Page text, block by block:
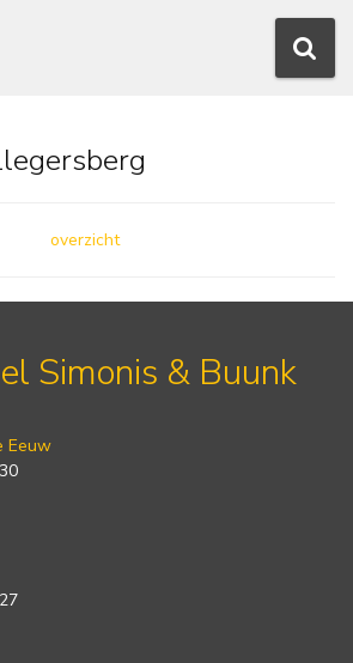
overzicht
Simonis & Buunk
Eeuw